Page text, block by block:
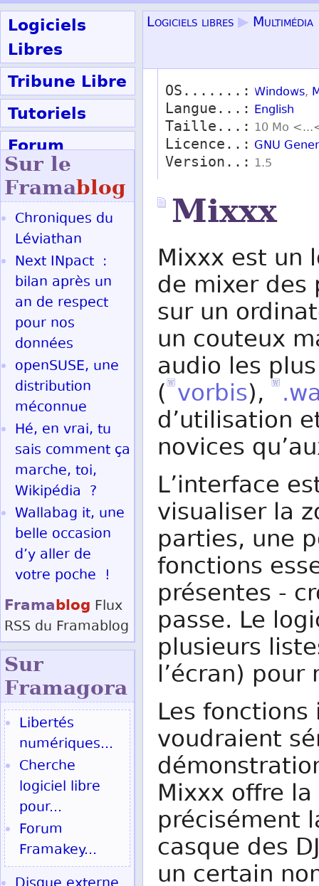
Logiciels
Libres
Tribune Libre
Tutoriels
Forum
Participer
Logiciels libres ▶
OS.......: Windows,
Langue...: English
Taille...: 10 Mo
Licence..: GNU
Version..: 1.5
Mixxx
Mixxx est un
de mixer des
sur un
un couteux
audio les
( vorbis),
d’utilisation
novices
L’interface
visualiser la
parties, une
fonctions
présentes -
passe. Le
plusieurs
l’écran)
Les
voudraient
Mixxx offre
précisément
casque des
un certain
Sur le
Framablog
Chroniques du
Léviathan
Next INpact :
bilan après un
an de respect
pour nos
données
openSUSE, une
distribution
méconnue
Hé, en vrai, tu
sais comment ça
marche, toi,
Wikipédia ?
Wallabag it, une
belle occasion
d’y aller de
votre poche !
Framablog Flux
RSS du Framablog
Sur
Framagora
Libertés
numériques...
Cherche
logiciel libre
pour...
Forum
Framakey...